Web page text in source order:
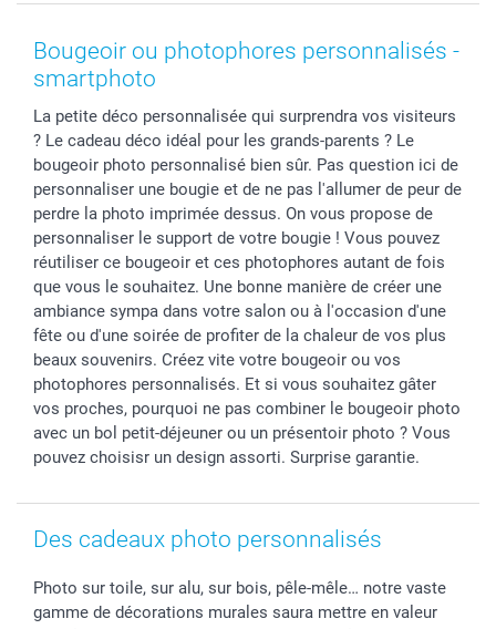
Cadres photo & accessoires déco
Calendrier photos & Agendas photo
Chèque Cadeau
Mentions Légales
Presse
Investor Relations
B2B smartbusiness
Droit de rétractation
Fête des Mères
Fête des Pères
Mariage
Fête d'anniversaire
Collection naissance
Tous les évènements
Tarifs et frais de livraison
Livraison
Modes de Paiement
Identifiez-vous
Plan du site
Statut de ma commande
smarfriends
smartgarantie
smartbonus
Bougeoir ou photophores personnalisés -
smartphoto
La petite déco personnalisée qui surprendra vos visiteurs
? Le cadeau déco idéal pour les grands-parents ? Le
bougeoir photo personnalisé bien sûr. Pas question ici de
personnaliser une bougie et de ne pas l'allumer de peur de
perdre la photo imprimée dessus. On vous propose de
personnaliser le support de votre bougie ! Vous pouvez
réutiliser ce bougeoir et ces photophores autant de fois
que vous le souhaitez. Une bonne manière de créer une
ambiance sympa dans votre salon ou à l'occasion d'une
fête ou d'une soirée de profiter de la chaleur de vos plus
beaux souvenirs. Créez vite votre bougeoir ou vos
photophores personnalisés. Et si vous souhaitez gâter
vos proches, pourquoi ne pas combiner le bougeoir photo
avec un bol petit-déjeuner ou un présentoir photo ? Vous
pouvez choisisr un design assorti. Surprise garantie.
Des cadeaux photo personnalisés
Photo sur toile, sur alu, sur bois, pêle-mêle… notre vaste
gamme de décorations murales saura mettre en valeur